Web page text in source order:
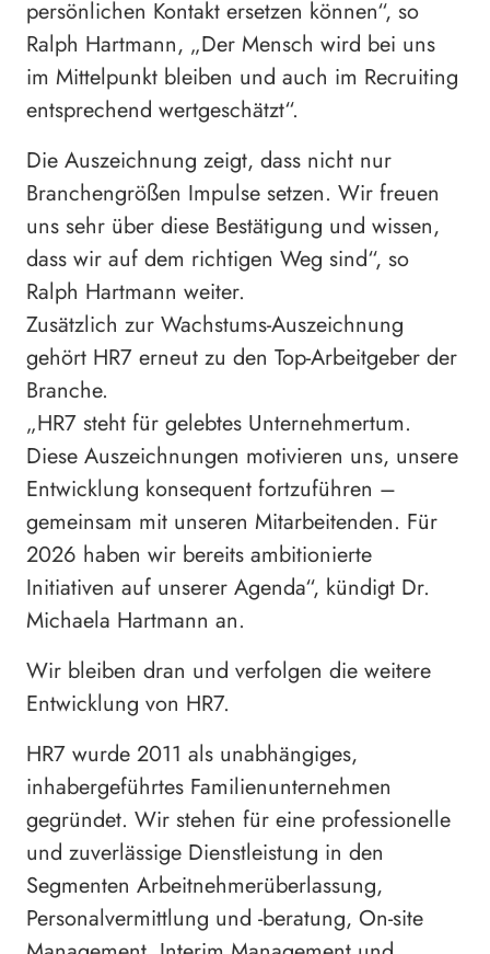
persönlichen Kontakt ersetzen können“, so
Ralph Hartmann, „Der Mensch wird bei uns
im Mittelpunkt bleiben und auch im Recruiting
entsprechend wertgeschätzt“.
Die Auszeichnung zeigt, dass nicht nur
Branchengrößen Impulse setzen. Wir freuen
uns sehr über diese Bestätigung und wissen,
dass wir auf dem richtigen Weg sind“, so
Ralph Hartmann weiter.
Zusätzlich zur Wachstums-Auszeichnung
gehört HR7 erneut zu den Top-Arbeitgeber der
Branche.
„HR7 steht für gelebtes Unternehmertum.
Diese Auszeichnungen motivieren uns, unsere
Entwicklung konsequent fortzuführen –
gemeinsam mit unseren Mitarbeitenden. Für
2026 haben wir bereits ambitionierte
Initiativen auf unserer Agenda“, kündigt Dr.
Michaela Hartmann an.
Wir bleiben dran und verfolgen die weitere
Entwicklung von HR7.
HR7 wurde 2011 als unabhängiges,
inhabergeführtes Familienunternehmen
gegründet. Wir stehen für eine professionelle
und zuverlässige Dienstleistung in den
Segmenten Arbeitnehmerüberlassung,
Personalvermittlung und -beratung, On-site